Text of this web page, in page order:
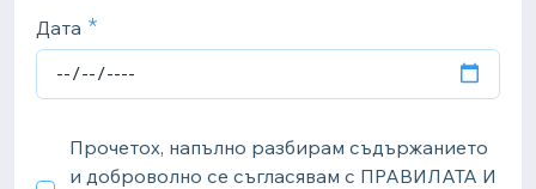
Дата
Прочетох, напълно разбирам съдържанието
и доброволно се съгласявам с ПРАВИЛАТА И